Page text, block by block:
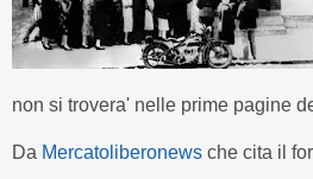
non si trovera' nelle prime pagine
Da Mercatoliberonews che cita il